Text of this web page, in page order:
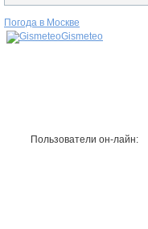
Погода в Москве
Gismeteo
Пользователи он-лайн: